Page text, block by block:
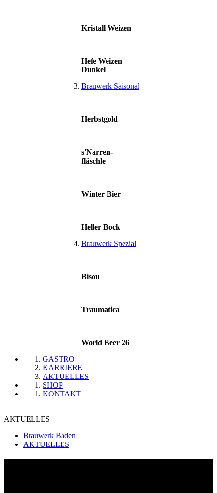
Kristall Weizen
Hefe Weizen
Dunkel
Brauwerk Saisonal
Herbstgold
s'Narren-
fläschle
Winter Bier
Heller Bock
Brauwerk Spezial
Bisou
Traumatica
World Beer 26
GASTRO
KARRIERE
AKTUELLES
SHOP
KONTAKT
AKTUELLES
Brauwerk Baden
AKTUELLES